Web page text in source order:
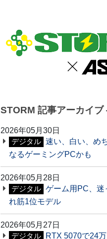
STORM 記事アーカイ
2026年05月30日
デジタル 速い、白い、め
なるゲーミングPCかも
2026年05月28日
デジタル ゲーム用PC、
れ筋1位モデル
2026年05月27日
デジタル RTX 5070で24